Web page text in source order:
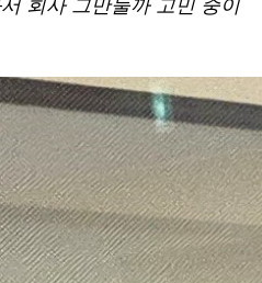
회사 그만둘까 고민 중이